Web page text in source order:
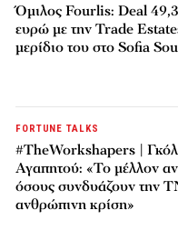
Όμιλος Fourlis: Deal
ευρώ με την Trade
μερίδιο του στο Sofia
FORTUNE TALKS
#TheWorkshapers |
Αγαπητού: «Το μέλλον
όσους συνδυάζουν την
ανθρώπινη κρίση»